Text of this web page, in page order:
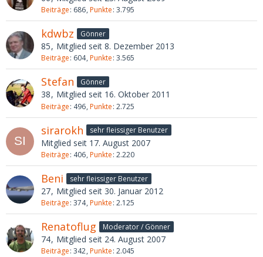
Beiträge 686 Punkte 3.795
kdwbz Gönner
85 Mitglied seit 8. Dezember 2013
Beiträge 604 Punkte 3.565
Stefan Gönner
38 Mitglied seit 16. Oktober 2011
Beiträge 496 Punkte 2.725
sirarokh sehr fleissiger Benutzer
Mitglied seit 17. August 2007
Beiträge 406 Punkte 2.220
Beni sehr fleissiger Benutzer
27 Mitglied seit 30. Januar 2012
Beiträge 374 Punkte 2.125
Renatoflug Moderator / Gönner
74 Mitglied seit 24. August 2007
Beiträge 342 Punkte 2.045